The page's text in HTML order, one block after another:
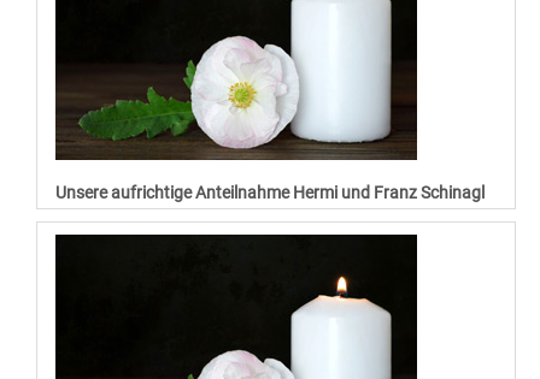
Unsere aufrichtige Anteilnahme Hermi und Franz Schinagl